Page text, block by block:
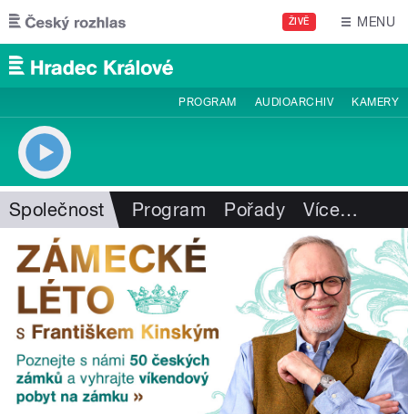
Přejít k hlavnímu obsahu
ŽIVĚ MENU
PROGRAM AUDIOARCHIV KAMERY
Společnost Program Pořady Více…